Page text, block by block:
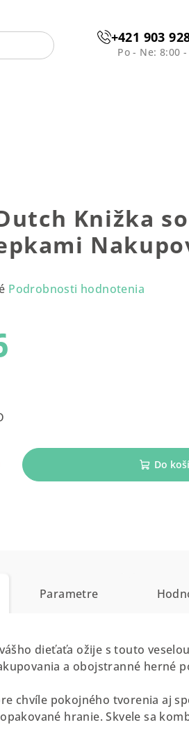
+421 903
Po - Ne: 8:00
Knižka so
Podrobnosti hodnotenia
Do
Parametre
dieťaťa ožije s touto
a obojstranné herné
chvíle pokojného tvorenia aj
hranie. Skvele sa